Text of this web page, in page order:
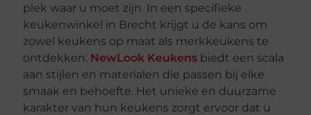
plek waar u moet zijn. In een specifieke
keukenwinkel in Brecht krijgt u de kans om
zowel keukens op maat als merkkeukens te
ontdekken. NewLook Keukens biedt een scala
aan stijlen en materialen die passen bij elke
smaak en behoefte. Het unieke en duurzame
karakter van hun keukens zorgt ervoor dat u